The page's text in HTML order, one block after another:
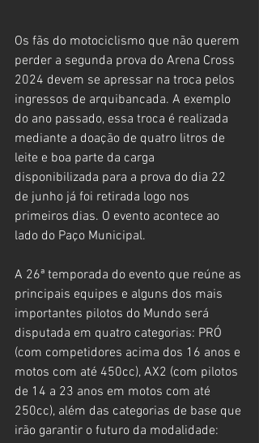
Os fãs do motociclismo que não querem
perder a segunda prova do Arena Cross
2024 devem se apressar na troca pelos
ingressos de arquibancada. A exemplo
do ano passado, essa troca é realizada
mediante a doação de quatro litros de
leite e boa parte da carga
disponibilizada para a prova do dia 22
de junho já foi retirada logo nos
primeiros dias. O evento acontece ao
lado do Paço Municipal.
A 26ª temporada do evento que reúne as
principais equipes e alguns dos mais
importantes pilotos do Mundo será
disputada em quatro categorias: PRÓ
(com competidores acima dos 16 anos e
motos com até 450cc), AX2 (com pilotos
de 14 a 23 anos em motos com até
250cc), além das categorias de base que
irão garantir o futuro da modalidade: